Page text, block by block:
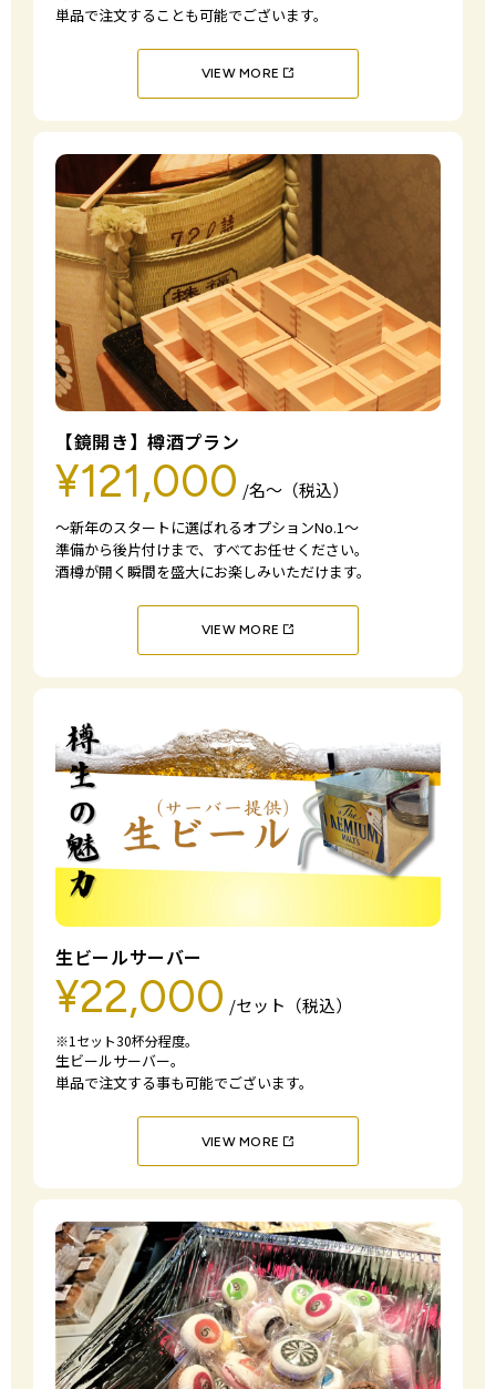
単品で注文することも可能でございます。
VIEW MORE
【鏡開き】樽酒プラン
¥121,000 /名〜（税込）
～新年のスタートに選ばれるオプションNo.1～
準備から後片付けまで、すべてお任せください。
酒樽が開く瞬間を盛大にお楽しみいただけます。
VIEW MORE
生ビールサーバー
¥22,000 /セット（税込）
※1セット30杯分程度。
生ビールサーバー。
単品で注文する事も可能でございます。
VIEW MORE